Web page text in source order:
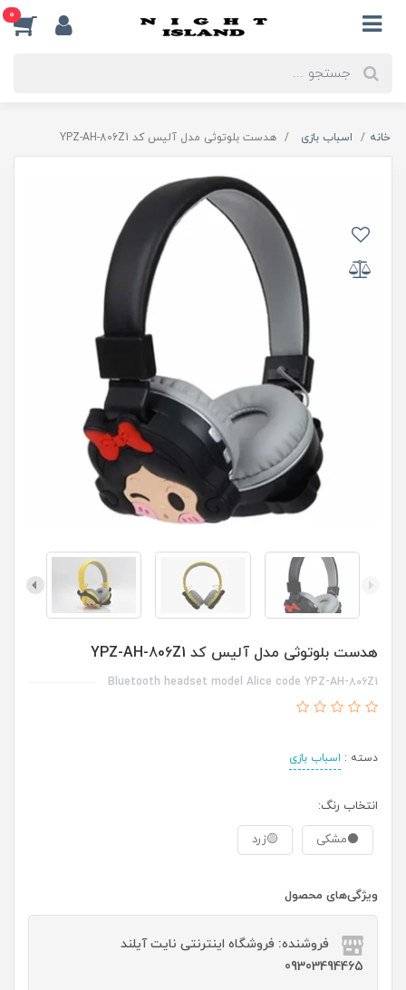
0
خانه اسباب بازی هدست بلوتوثی مدل آلیس کد YPZ-AH-806Z1
هدست بلوتوثی مدل آلیس کد YPZ-AH-806Z1
Bluetooth headset model Alice code YPZ-AH-806Z1
دسته : اسباب بازی
انتخاب رنگ:
⚫مشکی 🟡زرد
ویژگی‌های محصول
فروشنده: فروشگاه اینترنتی نایت آیلند
09303494465